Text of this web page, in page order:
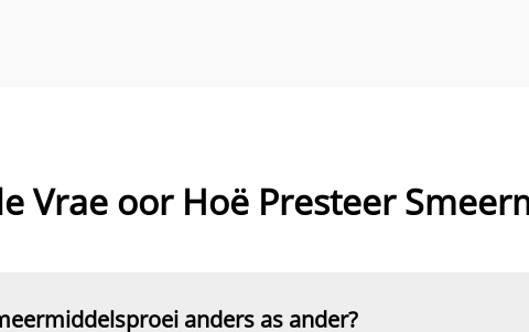
Vrae oor Hoë Presteer
anders as ander?